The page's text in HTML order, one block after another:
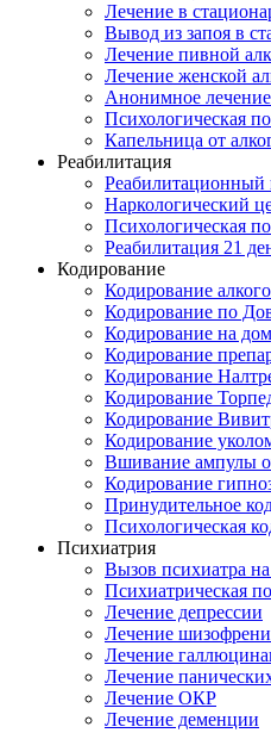
Лечение в
Вывод из запоя в
Лечение пивной
Лечение женской
Анонимное лечение
Психологическая
Капельница от
Реабилитация
Реабилитационный
Наркологический
Психологическая
Реабилитация 21
Кодирование
Кодирование
Кодирование по
Кодирование на
Кодирование
Кодирование
Кодирование
Кодирование
Кодирование
Вшивание ампулы
Кодирование
Принудительное
Психологическая
Психиатрия
Вызов психиатра
Психиатрическая
Лечение депрессии
Лечение
Лечение
Лечение
Лечение ОКР
Лечение деменции